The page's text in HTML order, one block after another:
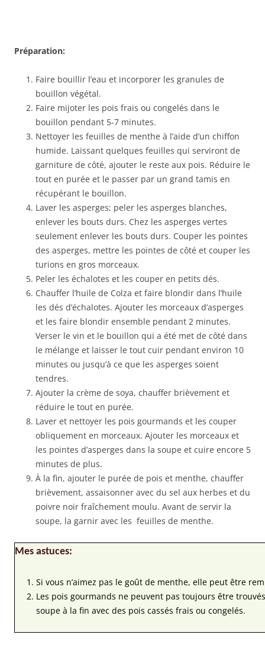
Préparation:
Faire bouillir l’eau et incorporer les granules de
bouillon végétal.
Faire mijoter les pois frais ou congelés dans le
bouillon pendant 5-7 minutes.
Nettoyer les feuilles de menthe à l’aide d’un chiffon
humide. Laissant quelques feuilles qui serviront de
garniture de côté, ajouter le reste aux pois. Réduire le
tout en purée et le passer par un grand tamis en
récupérant le bouillon.
Laver les asperges; peler les asperges blanches,
enlever les bouts durs. Chez les asperges vertes
seulement enlever les bouts durs. Couper les pointes
des asperges, mettre les pointes de côté et couper les
turions en gros morceaux.
Peler les échalotes et les couper en petits dés.
Chauffer l’huile de Colza et faire blondir dans l’huile
les dés d’échalotes. Ajouter les morceaux d’asperges
et les faire blondir ensemble pendant 2 minutes.
Verser le vin et le bouillon qui a été met de côté dans
le mélange et laisser le tout cuir pendant environ 10
minutes ou jusqu’à ce que les asperges soient
tendres.
Ajouter la crème de soya, chauffer brièvement et
réduire le tout en purée.
Laver et nettoyer les pois gourmands et les couper
obliquement en morceaux. Ajouter les morceaux et
les pointes d’asperges dans la soupe et cuire encore 5
minutes de plus.
À la fin, ajouter le purée de pois et menthe, chauffer
brièvement, assaisonner avec du sel aux herbes et du
poivre noir fraîchement moulu. Avant de servir la
soupe, la garnir avec les feuilles de menthe.
Mes astuces:
Si vous n’aimez pas le goût de menthe, elle peut être
Les pois gourmands ne peuvent pas toujours être
soupe à la fin avec des pois cassés frais ou congelés.